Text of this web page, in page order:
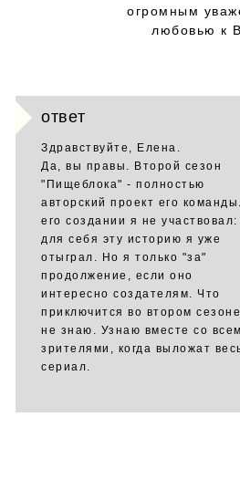
огромным
любовью к
ответ
Здравствуйте, Елена.
Да, вы правы. Второй сезон
"Пищеблока" - полностью
авторский проект его
его создании я не участвовал:
для себя эту историю я уже
отыграл. Но я только "за"
продолжение, если оно
интересно создателям. Что
приключится во втором
не знаю. Узнаю вместе со
зрителями, когда выложат
сериал.